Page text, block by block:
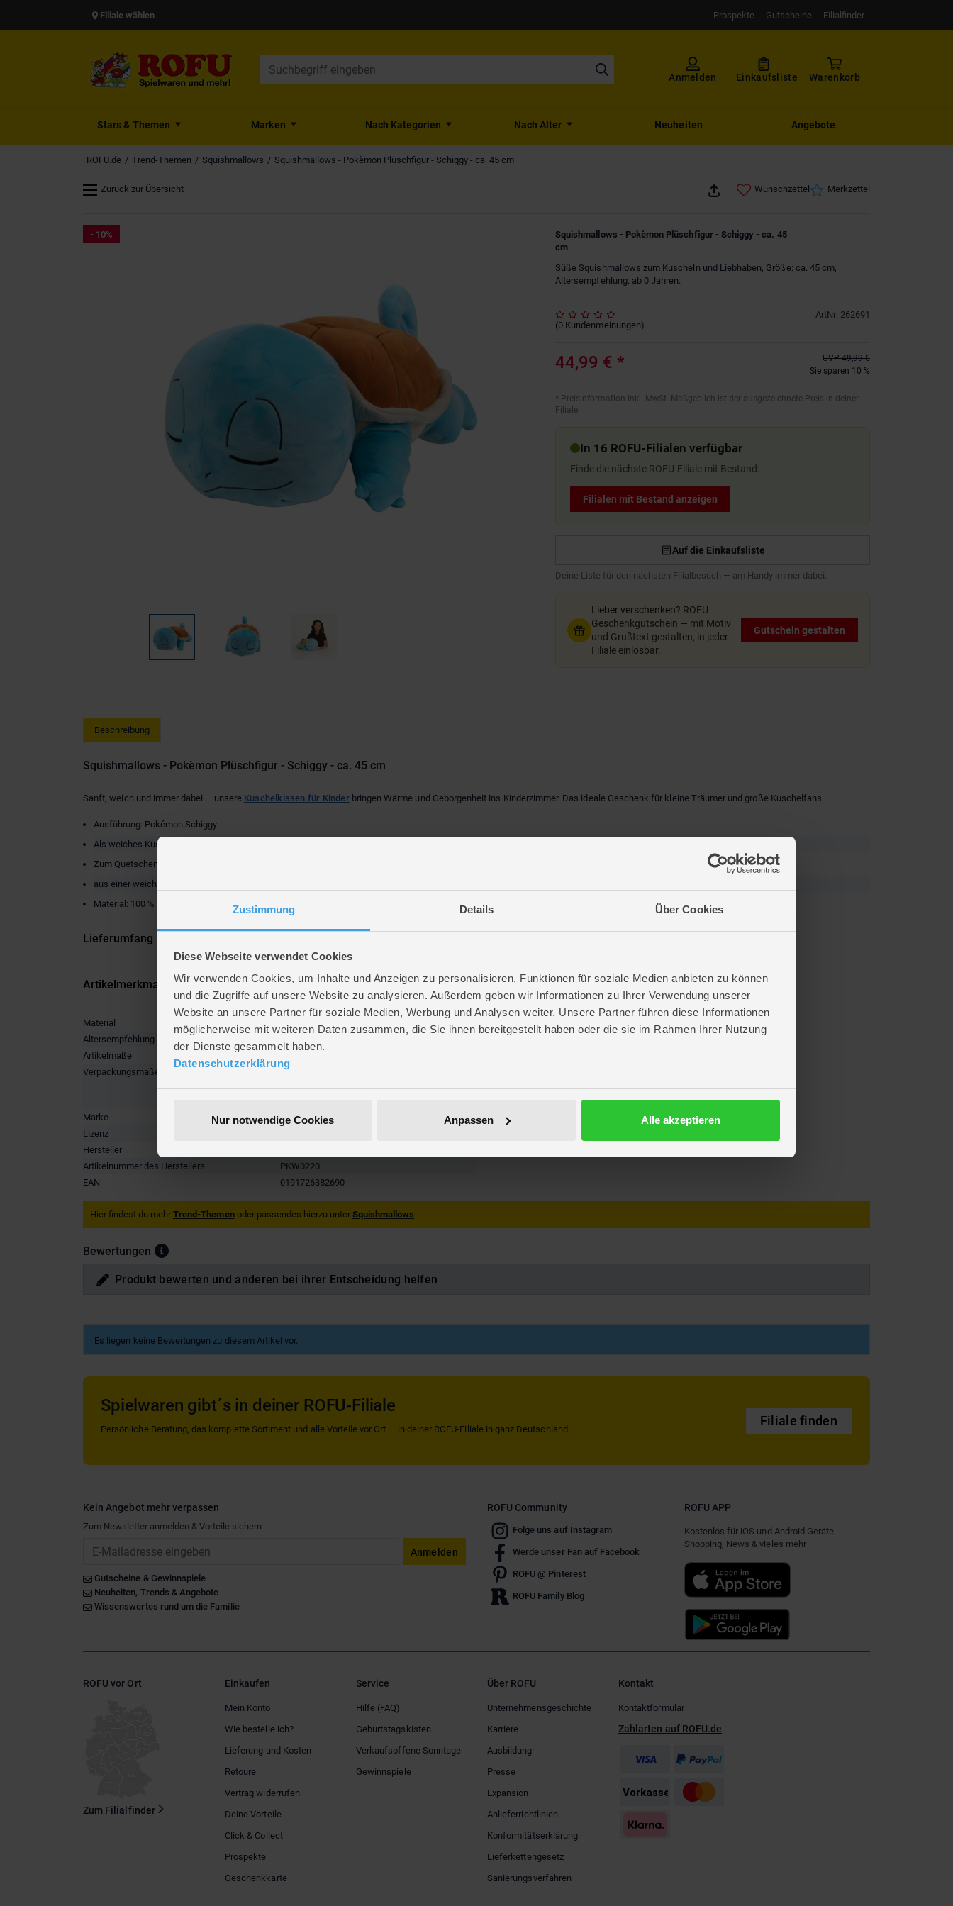
Zustimmung Details Über Cookies
Diese Webseite verwendet Cookies
Wir verwenden Cookies, um Inhalte und Anzeigen zu personalisieren, Funktionen für soziale Medien anbieten zu können
und die Zugriffe auf unsere Website zu analysieren. Außerdem geben wir Informationen zu Ihrer Verwendung unserer
Website an unsere Partner für soziale Medien, Werbung und Analysen weiter. Unsere Partner führen diese Informationen
möglicherweise mit weiteren Daten zusammen, die Sie ihnen bereitgestellt haben oder die sie im Rahmen Ihrer Nutzung
der Dienste gesammelt haben.
Datenschutzerklärung
Nur notwendige Cookies Anpassen Alle akzeptieren
Filiale wählen Prospekte Gutscheine Filialfinder
Anmelden Einkaufsliste Warenkorb
Stars & Themen Marken Nach Kategorien Nach Alter Neuheiten Angebote
ROFU.de Trend-Themen Squishmallows Squishmallows - Pokèmon Plüschfigur - Schiggy - ca. 45 cm
Zurück zur Übersicht Wunschzettel Merkzettel
- 10%
Squishmallows - Pokèmon Plüschfigur - Schiggy - ca. 45
cm
Süße Squishmallows zum Kuscheln und Liebhaben, Größe: ca. 45 cm,
Altersempfehlung: ab 0 Jahren.
ArtNr: 262691
(0 Kundenmeinungen)
44,99 € * UVP 49,99 €
Sie sparen 10 %
* Preisinformation inkl. MwSt. Maßgeblich ist der ausgezeichnete Preis in deiner
Filiale.
In 16 ROFU-Filialen verfügbar
Finde die nächste ROFU-Filiale mit Bestand:
Filialen mit Bestand anzeigen
Auf die Einkaufsliste
Deine Liste für den nächsten Filialbesuch — am Handy immer dabei.
Lieber verschenken? ROFU
Geschenkgutschein — mit Motiv
und Grußtext gestalten, in jeder
Filiale einlösbar.
Gutschein gestalten
Beschreibung
Squishmallows - Pokèmon Plüschfigur - Schiggy - ca. 45 cm
Sanft, weich und immer dabei – unsere Kuschelkissen für Kinder bringen Wärme und Geborgenheit ins Kinderzimmer. Das ideale Geschenk für kleine Träumer und große Kuschelfans.
Ausführung: Pokémon Schiggy
Als weiches Kuschelkissen oder Lieblingsstofftier
Zum Quetschen, Knuddeln und Liebhaben
aus einer weichen, Marshmallow-ähnlichen Textur
Material: 100 % Polyester
Lieferumfang
Artikelmerkmale
Material
Polyester
Altersempfehlung
Artikelmaße
Verpackungsmaße
Länge ca. 45,7 cm
Marke
Jazwares
Lizenz
Hersteller
Artikelnummer des Herstellers
PKW0220
EAN
0191726382690
Hier findest du mehr Trend-Themenoder passendes hierzu unter Squishmallows
Bewertungen
Produkt bewerten und anderen bei ihrer Entscheidung helfen
Es liegen keine Bewertungen zu diesem Artikel vor.
Spielwaren gibt´s in deiner ROFU-Filiale
Persönliche Beratung, das komplette Sortiment und alle Vorteile vor Ort — in deiner ROFU-Filiale in ganz Deutschland.
Filiale finden
Kein Angebot mehr verpassen
Zum Newsletter anmelden & Vorteile sichern
Anmelden
Gutscheine & Gewinnspiele
Neuheiten, Trends & Angebote
Wissenswertes rund um die Familie
ROFU Community
Folge uns auf Instagram
Werde unser Fan auf Facebook
ROFU @ Pinterest
ROFU Family Blog
ROFU APP
Kostenlos für iOS und Android Geräte -
Shopping, News & vieles mehr
ROFU vor Ort
Zum Filialfinder
Einkaufen
Mein Konto
Wie bestelle ich?
Lieferung und Kosten
Retoure
Vertrag widerrufen
Deine Vorteile
Click & Collect
Prospekte
Geschenkkarte
Service
Hilfe (FAQ)
Geburtstagskisten
Verkaufsoffene Sonntage
Gewinnspiele
Über ROFU
Unternehmensgeschichte
Karriere
Ausbildung
Presse
Expansion
Anlieferrichtlinien
Konformitätserklärung
Lieferkettengesetz
Sanierungsverfahren
Kontakt
Kontaktformular
Zahlarten auf ROFU.de